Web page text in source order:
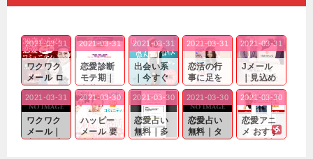
ワクワク
メール ロ
グイン pc
｜心の底
から真
剣...
2021-03-31
恋愛診断
モテ期｜
老若男女
問わ
ず…。
2021-03-31
出会い系
｜今すぐ
仲良くな
れる相手
探しをし
たいと...
2021-03-31
恋活の行
事に足を
運んでも
出会いの
チャンス
が訪れ...
2021-03-31
Jメール
｜見込め
る効果が
確実なも
のであっ
ても…...
2021-03-31
ワクワク
メール｜
出会い系
2021-03-31
ハッピー
メール 要
注意人物
2021-03-30
恋愛占い
無料｜多
数ある出
2021-03-30
恋愛占い
無料｜タ
ーゲット
2021-03-30
恋愛アニ
メ おすす
め｜「心
2021-03-30